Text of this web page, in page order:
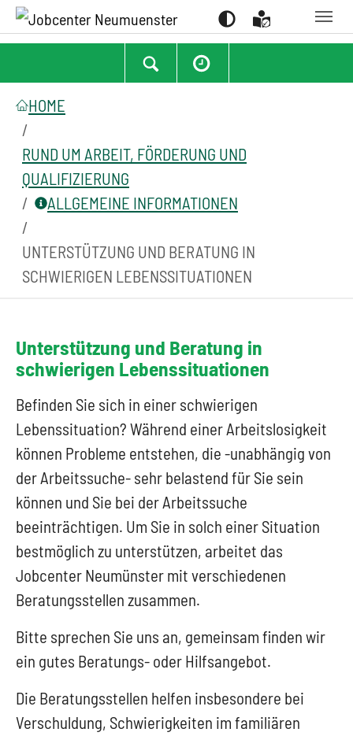
Zum Hauptinhalt springen
Zum Seitenfooter springen
Suchen
Sie sind hier:
HOME
RUND UM ARBEIT, FÖRDERUNG UND
QUALIFIZIERUNG
ALLGEMEINE INFORMATIONEN
UNTERSTÜTZUNG UND BERATUNG IN
SCHWIERIGEN LEBENSSITUATIONEN
Unterstützung und Beratung in
schwierigen Lebenssituationen
Befinden Sie sich in einer schwierigen
Lebenssituation? Während einer Arbeitslosigkeit
können Probleme entstehen, die -unabhängig von
der Arbeitssuche- sehr belastend für Sie sein
können und Sie bei der Arbeitssuche
beeinträchtigen. Um Sie in solch einer Situation
bestmöglich zu unterstützen, arbeitet das
Jobcenter Neumünster mit verschiedenen
Beratungsstellen zusammen.
Bitte sprechen Sie uns an, gemeinsam finden wir
ein gutes Beratungs- oder Hilfsangebot.
Die Beratungsstellen helfen insbesondere bei
Verschuldung, Schwierigkeiten im familiären